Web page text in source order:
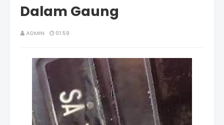
Dalam Gaung
ADMIN 01:59